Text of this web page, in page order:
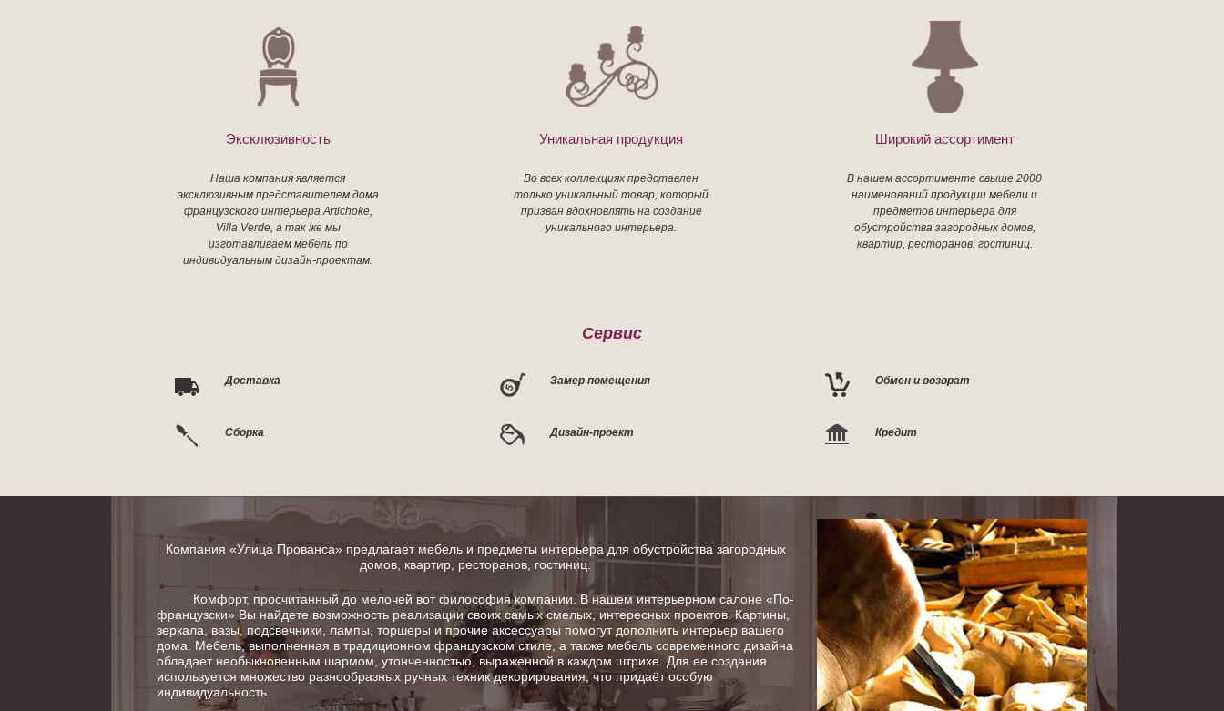
Эксклюзивность
Наша компания является
эксклюзивным представителем дома
французского интерьера Artichoke,
Villa Verde, а так же мы
изготавливаем мебель по
индивидуальным дизайн-проектам.
Уникальная продукция
Во всех коллекциях представлен
только уникальный товар, который
призван вдохновлять на создание
уникального интерьера.
Широкий ассортимент
В нашем ассортименте свыше 2000
наименований продукции мебели и
предметов интерьера для
обустройства загородных домов,
квартир, ресторанов, гостиниц.
Сервис
Доставка Замер помещения Обмен и возврат
Сборка Дизайн-проект Кредит
Компания «Улица Прованса» предлагает мебель и предметы интерьера для обустройства загородных
домов, квартир, ресторанов, гостиниц.
Комфорт, просчитанный до мелочей вот философия компании. В нашем интерьерном салоне «По-
французски» Вы найдете возможность реализации своих самых смелых, интересных проектов. Картины,
зеркала, вазы, подсвечники, лампы, торшеры и прочие аксессуары помогут дополнить интерьер вашего
дома. Мебель, выполненная в традиционном французском стиле, а также мебель современного дизайна
обладает необыкновенным шармом, утонченностью, выраженной в каждом штрихе. Для ее создания
используется множество разнообразных ручных техник декорирования, что придаёт особую
индивидуальность.